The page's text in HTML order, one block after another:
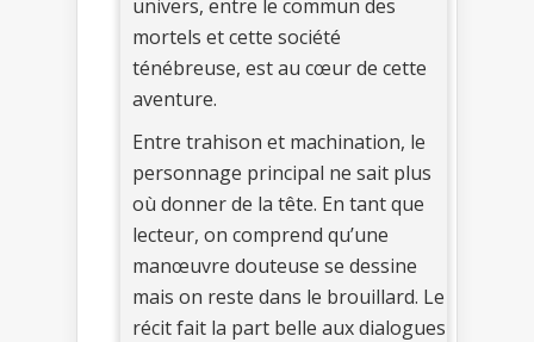
univers, entre le commun des
mortels et cette société
ténébreuse, est au cœur de cette
aventure.
Entre trahison et machination, le
personnage principal ne sait plus
où donner de la tête. En tant que
lecteur, on comprend qu’une
manœuvre douteuse se dessine
mais on reste dans le brouillard. Le
récit fait la part belle aux dialogues